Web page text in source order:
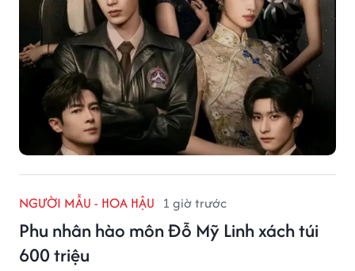
NGƯỜI MẪU - HOA HẬU 1 giờ trước
Phu nhân hào môn Đỗ Mỹ Linh xách túi
600 triệu